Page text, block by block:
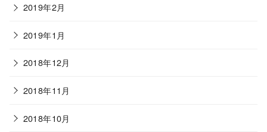
2019年2月
2019年1月
2018年12月
2018年11月
2018年10月